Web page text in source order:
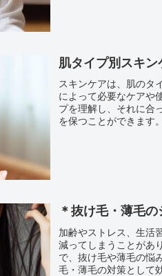
肌タイプ別スキン
スキンケアは、肌のタ
によって必要なケアや
プを理解し、それに合
を保つことができます
＊抜け毛・薄毛
加齢やストレス、生活
減ってしまうことがあ
で、抜け毛や薄毛の悩
毛・薄毛の対策として